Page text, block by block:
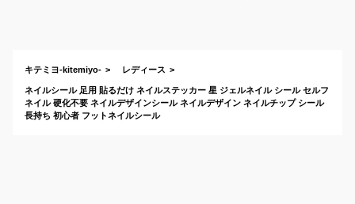
キテミヨ-kitemiyo- レディース
ネイルシール 足用 貼るだけ ネイルステッカー 星 ジェルネイル シール セルフ
ネイル 硬化不要 ネイルデザインシール ネイルデザイン ネイルチップ シール
長持ち 初心者 フットネイルシール